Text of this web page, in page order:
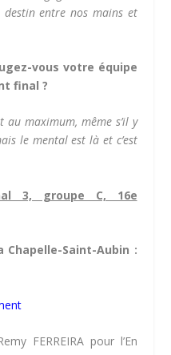
entre nos mains et
vous votre équipe
final ?
au maximum, même s’il y
le mental est là et c’est
3, groupe C, 16e
Chapelle-Saint-Aubin :
FERREIRA pour l’En